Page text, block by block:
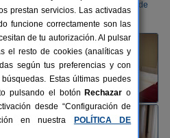
2-10+2 plazas
95 km de
prestan servicios. Las activadas
funcione correctamente son las
de tu autorización. Al pulsar
el resto de cookies (analíticas y
según tus preferencias y con
Estas últimas puedes
pulsando el botón Rechazar o
desde “Configuración de
en nuestra
POLÍTICA DE